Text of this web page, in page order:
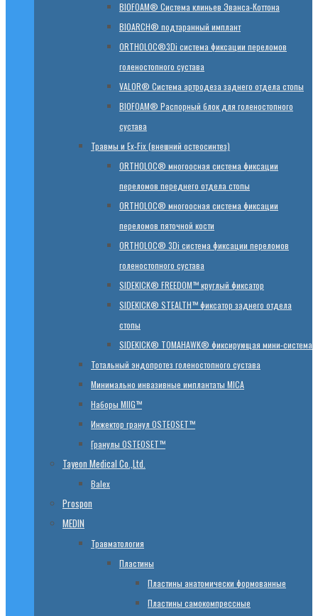
BIOFOAM® Система клиньев Эванса-Коттона
BIOARCH® подтаранный имплант
ORTHOLOC®3Di система фиксации переломов
голеностопного сустава
VALOR® Система артродеза заднего отдела стопы
BIOFOAM® Распорный блок для голеностопного
сустава
Травмы и Ex-Fix (внешний остеосинтез)
ORTHOLOC® многоосная система фиксации
переломов переднего отдела стопы
ORTHOLOC® многоосная система фиксации
переломов пяточной кости
ORTHOLOC® 3Di система фиксации переломов
голеностопного сустава
SIDEKICK® FREEDOM™ круглый фиксатор
SIDEKICK® STEALTH™ фиксатор заднего отдела
стопы
SIDEKICK® TOMAHAWK® фиксирующая мини-система
Тотальный эндопротез голеностопного сустава
Минимально инвазивные имплантаты MICA
Наборы MIIG™
Инжектор гранул OSTEOSET™
Гранулы OSTEOSET™
Tayeon Medical Co.,Ltd.
Balex
Prospon
MEDIN
Травматология
Пластины
Пластины анатомически формованные
Пластины самокомпрессные